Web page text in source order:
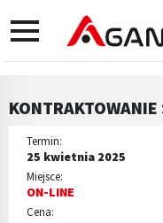
toggle
navigation
KONTRAKTOWANIE
Termin:
25 kwietnia 2025
Miejsce:
ON-LINE
Cena: